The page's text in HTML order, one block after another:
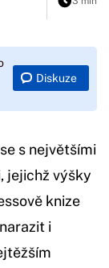
Diskuze
s největšími
jejichž výšky
knize
i